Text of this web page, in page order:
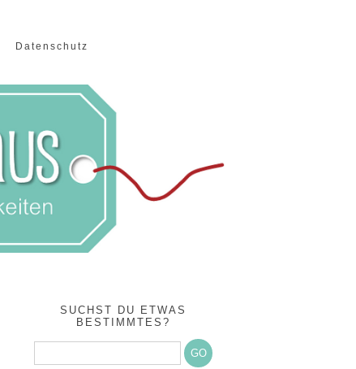
Datenschutz
SUCHST DU ETWAS
BESTIMMTES?